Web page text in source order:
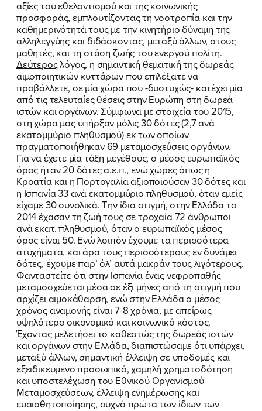
ΠΟΙΑ ΕΙΜΑΙ
ΕΡΓΟ
ΕΚΔΗΛΩΣΕΙΣ
ΝΕΑ
ΕΛΑ ΚΙ ΕΣΥ
αξίες του εθελοντισμού και της κοινωνικής
προσφοράς, εμπλουτίζοντας τη νοοτροπία και την
καθημερινότητά τους με την κινητήριο δύναμη της
αλληλεγγύης και διδάσκοντας, μεταξύ άλλων, στους
μαθητές, και τη στάση ζωής του ενεργού πολίτη.
Δεύτεροςλόγος, η σημαντική θεματική της δωρεάς
αιμοποιητικών κυττάρων που επιλέξατε να
προβάλλετε, σε μία χώρα που -δυστυχώς- κατέχει μία
από τις τελευταίες θέσεις στην Ευρώπη στη δωρεά
ιστών και οργάνων. Σύμφωνα με στοιχεία του 2015,
στη χώρα μας υπήρξαν μόλις 30 δότες (2,7 ανά
εκατομμύριο πληθυσμού) εκ των οποίων
πραγματοποιήθηκαν 69 μεταμοσχεύσεις οργάνων.
Για να έχετε μία τάξη μεγέθους, ο μέσος ευρωπαϊκός
όρος ήταν 20 δότες α.ε.π., ενώ χώρες όπως η
Κροατία και η Πορτογαλία αξιοποιούσαν 30 δότες και
η Ισπανία 33 ανά εκατομμύριο πληθυσμού, όταν εμείς
είχαμε 30 συνολικά. Την ίδια στιγμή, στην Ελλάδα το
2014 έχασαν τη ζωή τους σε τροχαία 72 άνθρωποι
ανά εκατ. πληθυσμού, όταν ο ευρωπαϊκός μέσος
όρος είναι 50. Ενώ λοιπόν έχουμε τα περισσότερα
ατυχήματα, και άρα τους περισσότερους εν δυνάμει
δότες, έχουμε παρ’ όλ’ αυτά μακράν τους λιγότερους.
Φανταστείτε ότι στην Ισπανία ένας νεφροπαθής
μεταμοσχεύεται μέσα σε έξι μήνες από τη στιγμή που
αρχίζει αιμοκάθαρση, ενώ στην Ελλάδα ο μέσος
χρόνος αναμονής είναι 7-8 χρόνια, με απείρως
υψηλότερο οικονομικό και κοινωνικό κόστος.
Έχοντας μελετήσει το καθεστώς της δωρεάς ιστών
και οργάνων στην Ελλάδα, διαπιστώσαμε ότι υπάρχει,
μεταξύ άλλων, σημαντική έλλειψη σε υποδομές και
εξειδικευμένο προσωπικό, χαμηλή χρηματοδότηση
και υποστελέχωση του Εθνικού Οργανισμού
Μεταμοσχεύσεων, έλλειψη ενημέρωσης και
ευαισθητοποίησης, συχνά πρώτα των ίδιων των